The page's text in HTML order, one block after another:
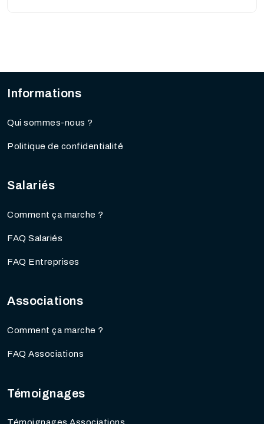
Informations
Qui sommes-nous ?
Politique de confidentialité
Salariés
Comment ça marche ?
FAQ Salariés
FAQ Entreprises
Associations
Comment ça marche ?
FAQ Associations
Témoignages